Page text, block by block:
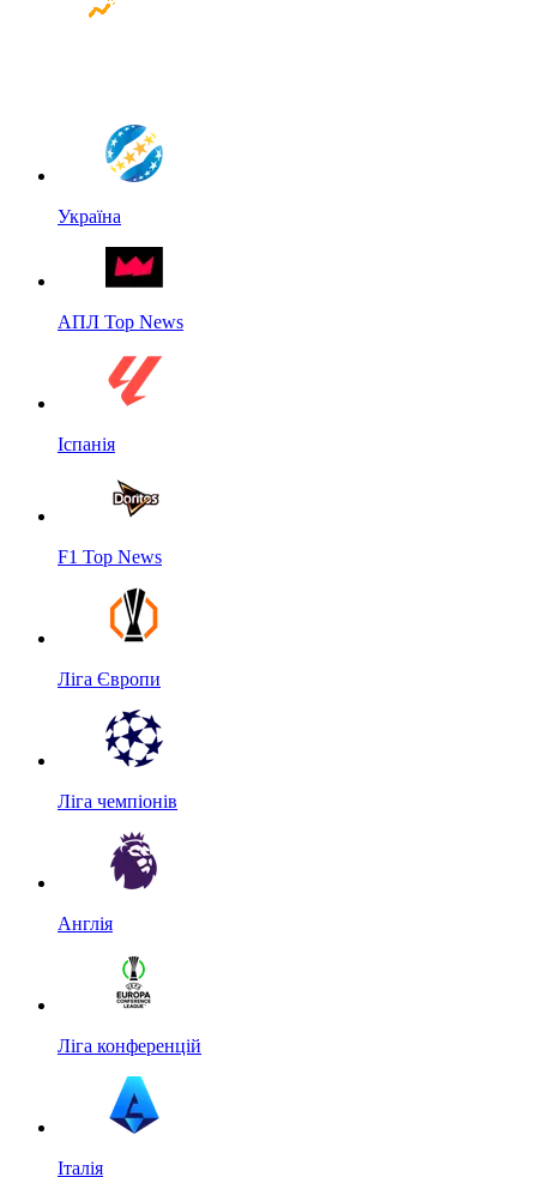
Україна
АПЛ Top News
Іспанія
F1 Top News
Ліга Європи
Ліга чемпіонів
Англія
Ліга конференцій
Італія